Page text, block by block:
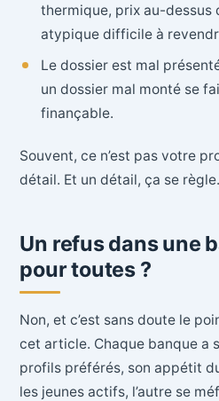
thermique, prix au-dessus
atypique difficile à
Le dossier est mal
un dossier mal monté se
finançable.
Souvent, ce n’est pas votre
détail. Et un détail, ça se règle.
Un refus dans une
pour toutes ?
Non, et c’est sans doute le
cet article. Chaque banque a
profils préférés, son appétit
les jeunes actifs, l’autre se